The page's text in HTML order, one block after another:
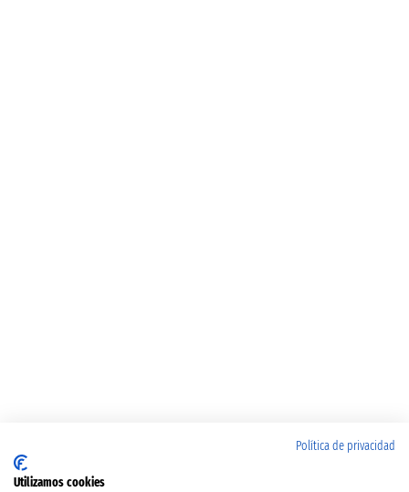
Política de privacidad
Utilizamos cookies